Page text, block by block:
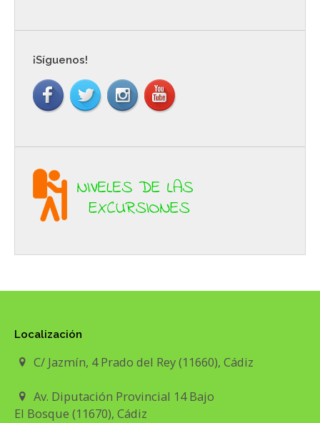
¡Síguenos!
Localización
C/ Jazmín, 4 Prado del Rey (11660), Cádiz
Av. Diputación Provincial 14 Bajo
El Bosque (11670), Cádiz